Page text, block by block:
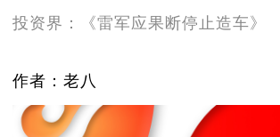
投资界：《雷军应果断停止造车》
作者：老八